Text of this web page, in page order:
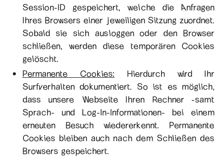
Session-ID gespeichert, welche die Anfragen
Ihres Browsers einer jeweiligen Sitzung zuordnet.
Sobald sie sich ausloggen oder den Browser
schließen, werden diese temporären Cookies
gelöscht.
Permanente Cookies: Hierdurch wird Ihr
Surfverhalten dokumentiert. So ist es möglich,
dass unsere Webseite Ihren Rechner -samt
Sprach- und Log-In-Informationen- bei einem
erneuten Besuch wiedererkennt. Permanente
Cookies bleiben auch nach dem Schließen des
Browsers gespeichert.